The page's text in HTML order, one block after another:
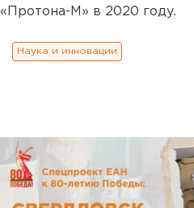
«Протона-М» в 2020 году.
Наука и инновации